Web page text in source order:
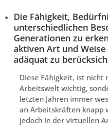
Die Fähigkeit,
unterschiedlichen
Generationen zu
aktiven Art und
adäquat zu
Diese Fähigkeit, ist
Arbeitswelt wichtig,
letzten Jahren immer
an Arbeitskräften knapp
jedoch in der virtuellen